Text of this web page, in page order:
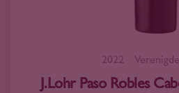
2022
J.Lohr Paso Robles